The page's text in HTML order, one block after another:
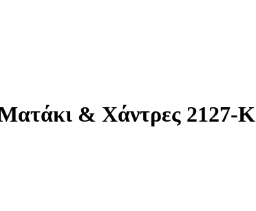
& Χάντρες 2127-K